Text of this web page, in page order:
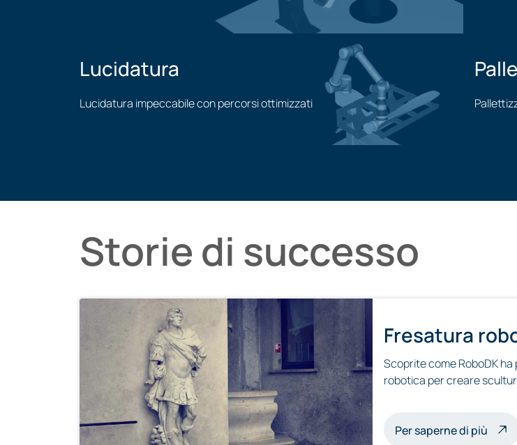
Lucidatura
Lucidatura impeccabile con percorsi ottimizzati
Storie di successo
Fresatura
Scoprite come RoboDK
robotica per creare
Per saperne di più